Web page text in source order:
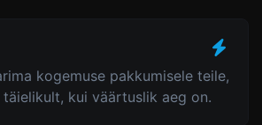
kogemuse pakkumisele teile,
kui väärtuslik aeg on.